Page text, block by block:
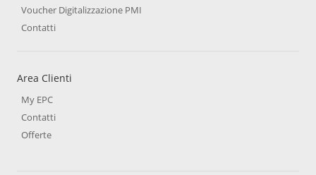
Voucher Digitalizzazione PMI
Contatti
Area Clienti
My EPC
Contatti
Offerte